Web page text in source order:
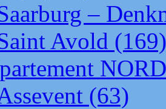
–
Avold (169)
NORD
(63)